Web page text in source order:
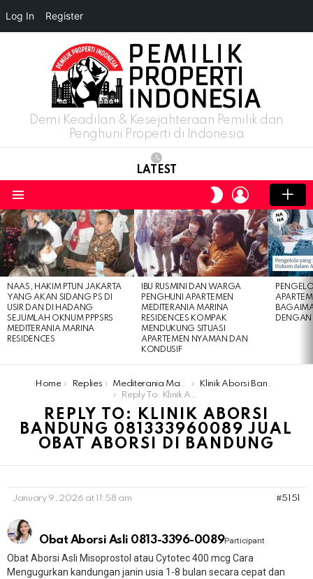
Demi Keadilan & Kesejahteraan Pemilik dan
Penghuni Properti di Indonesia
LATEST
SWITCH
SKIN
LOGIN
LATEST
STORIES
NAAS, HAKIM PTUN JAKARTA
YANG AKAN SIDANG PS DI
USIR DAN DI HADANG
SEJUMLAH OKNUM PPPSRS
MEDITERANIA MARINA
RESIDENCES
IBU RUSMINI DAN WARGA
PENGHUNI APARTEMEN
MEDITERANIA MARINA
RESIDENCES KOMPAK
MENDUKUNG SITUASI
APARTEMEN NYAMAN DAN
KONDUSIF
DENGAN
You are here:
Home Replies Mediterania Marina Residences
Klinik Aborsi Bandung 081333960089 Jual Obat Aborsi Di Bandung
Reply To: Klinik Aborsi Bandung 081333960089 Jual Obat Aborsi Di Bandung
REPLY TO: KLINIK ABORSI
BANDUNG 081333960089 JUAL
OBAT ABORSI DI BANDUNG
January 9, 2026 at 11:58 am #5151
Obat Aborsi Asli 0813-3396-0089Participant
Obat Aborsi Asli Misoprostol atau Cytotec 400 mcg Cara
Mengugurkan kandungan janin usia 1-8 bulan secara cepat dan
Log In Register